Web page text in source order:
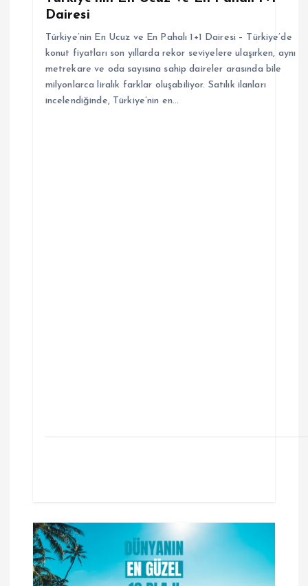
Dairesi
Türkiye’nin En Ucuz ve En Pahalı 1+1 Dairesi – Türkiye’de
konut fiyatları son yıllarda rekor seviyelere ulaşırken, aynı
metrekare ve oda sayısına sahip daireler arasında bile
milyonlarca liralık farklar oluşabiliyor. Satılık ilanları
incelendiğinde, Türkiye’nin en…